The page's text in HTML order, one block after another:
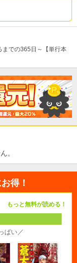
までの365日～【単行本
。
得！
もっと無料が読める！
ぱい／